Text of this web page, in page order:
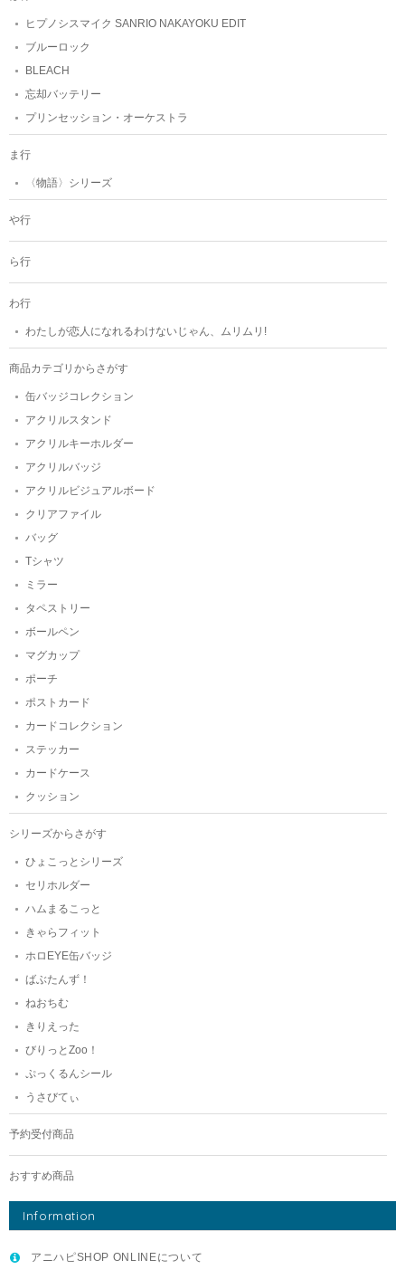
ヒプノシスマイク SANRIO NAKAYOKU EDIT
ブルーロック
BLEACH
忘却バッテリー
プリンセッション・オーケストラ
ま行
〈物語〉シリーズ
や行
ら行
わ行
わたしが恋人になれるわけないじゃん、ムリムリ!
商品カテゴリからさがす
缶バッジコレクション
アクリルスタンド
アクリルキーホルダー
アクリルバッジ
アクリルビジュアルボード
クリアファイル
バッグ
Tシャツ
ミラー
タペストリー
ボールペン
マグカップ
ポーチ
ポストカード
カードコレクション
ステッカー
カードケース
クッション
シリーズからさがす
ひょこっとシリーズ
セリホルダー
ハムまるこっと
きゃらフィット
ホロEYE缶バッジ
ばぶたんず！
ねおちむ
きりえった
びりっとZoo！
ぷっくるんシール
うさびてぃ
予約受付商品
おすすめ商品
Information
アニハピSHOP ONLINEについて